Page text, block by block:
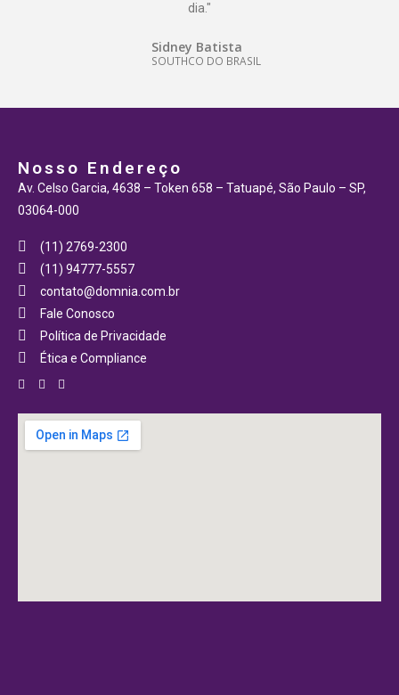
dia."
Sidney Batista
SOUTHCO DO BRASIL
Nosso Endereço
Av. Celso Garcia, 4638 – Token 658 – Tatuapé, São Paulo – SP,
03064-000
(11) 2769-2300
(11) 94777-5557
contato@domnia.com.br
Fale Conosco
Política de Privacidade
Ética e Compliance